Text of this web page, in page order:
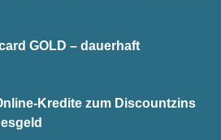
GOLD – dauerhaft
Kredite zum Discountzins